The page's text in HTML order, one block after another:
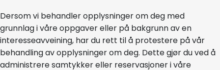
Dersom vi behandler opplysninger om deg med
grunnlag i våre oppgaver eller på bakgrunn av en
interesseavveining, har du rett til å protestere på vår
behandling av opplysninger om deg. Dette gjør du ved å
administrere samtykker eller reservasjoner i våre